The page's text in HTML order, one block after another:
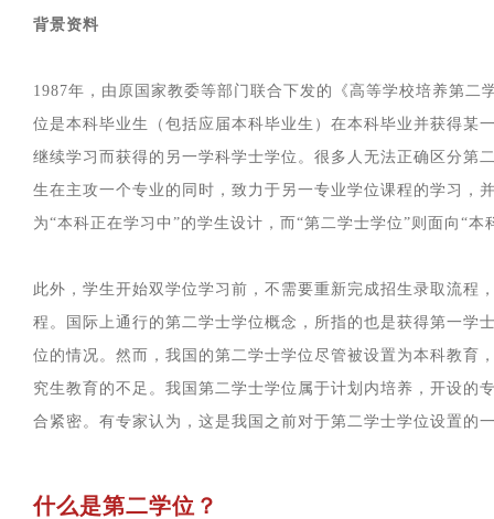
背景资料
1987年，由原国家教委等部门联合下发的《高等学校培养第二
位是本科毕业生（包括应届本科毕业生）在本科毕业并获得某
继续学习而获得的另一学科学士学位。很多人无法正确区分第
生在主攻一个专业的同时，致力于另一专业学位课程的学习，
为“本科正在学习中”的学生设计，而“第二学士学位”则面向“本
此外，学生开始双学位学习前，不需要重新完成招生录取流程
程。国际上通行的第二学士学位概念，所指的也是获得第一学
位的情况。然而，我国的第二学士学位尽管被设置为本科教
究生教育的不足。我国第二学士学位属于计划内培养，开设的
合紧密。有专家认为，这是我国之前对于第二学士学位设置的
什么是第二学位？